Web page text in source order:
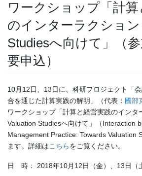
ワークショップ「計
のインターラクション
Studiesへ向けて」（参
要申込）
10月12日、13日に、科研プロジェクト「
合を通じた計算実践の解明」（代表： 國部
ワークショップ「計算と経営実践のインタ
Valuation Studiesへ向けて」（Interaction
Management Practice: Towards Valuation
ます。詳細はこちらをご覧ください。
日 時： 2018年10月12日（金）、13日（